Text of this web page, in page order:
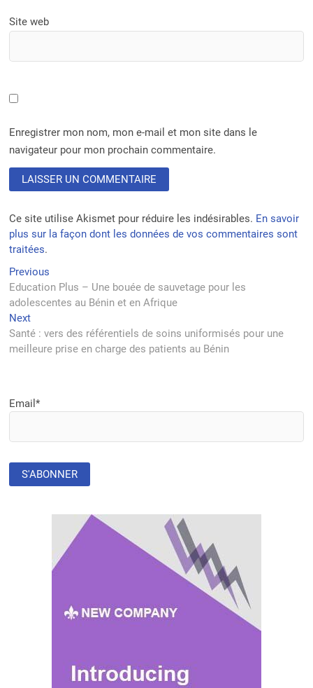
Site web
Enregistrer mon nom, mon e-mail et mon site dans le
navigateur pour mon prochain commentaire.
Ce site utilise Akismet pour réduire les indésirables. En savoir
plus sur la façon dont les données de vos commentaires sont
traitées.
Navigation
de
l’article
Previous
post:
Education Plus – Une bouée de sauvetage pour les
adolescentes au Bénin et en Afrique
NextNext
post:
Santé : vers des référentiels de soins uniformisés pour une
meilleure prise en charge des patients au Bénin
Email*